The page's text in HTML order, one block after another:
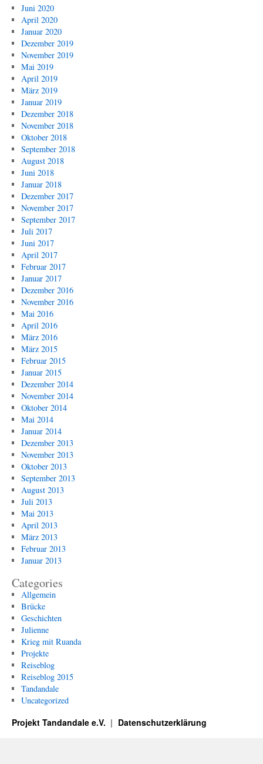
Juni 2020
April 2020
Januar 2020
Dezember 2019
November 2019
Mai 2019
April 2019
März 2019
Januar 2019
Dezember 2018
November 2018
Oktober 2018
September 2018
August 2018
Juni 2018
Januar 2018
Dezember 2017
November 2017
September 2017
Juli 2017
Juni 2017
April 2017
Februar 2017
Januar 2017
Dezember 2016
November 2016
Mai 2016
April 2016
März 2016
März 2015
Februar 2015
Januar 2015
Dezember 2014
November 2014
Oktober 2014
Mai 2014
Januar 2014
Dezember 2013
November 2013
Oktober 2013
September 2013
August 2013
Juli 2013
Mai 2013
April 2013
März 2013
Februar 2013
Januar 2013
Categories
Allgemein
Brücke
Geschichten
Julienne
Krieg mit Ruanda
Projekte
Reiseblog
Reiseblog 2015
Tandandale
Uncategorized
Projekt Tandandale e.V. Datenschutzerklärung